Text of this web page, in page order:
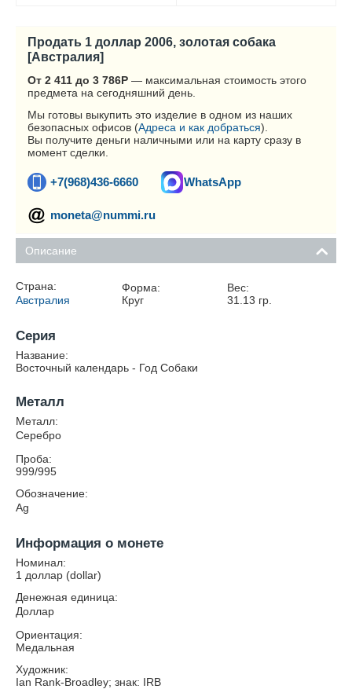
Продать 1 доллар 2006, золотая собака
[Австралия]
От 2 411 до 3 786Р — максимальная стоимость этого
предмета на сегодняшний день.
Мы готовы выкупить это изделие в одном из наших
безопасных офисов (Адреса и как добраться).
Вы получите деньги наличными или на карту сразу в
момент сделки.
+7(968)436-6660 WhatsApp
moneta@nummi.ru
Описание
Страна:
Австралия
Форма:
Круг
Вес:
31.13 гр.
Серия
Название:
Восточный календарь - Год Собаки
Металл
Металл:
Серебро
Проба:
999/995
Обозначение:
Ag
Информация о монете
Номинал:
1 доллар (dollar)
Денежная единица:
Доллар
Ориентация:
Медальная
Художник:
Ian Rank-Broadley; знак: IRB